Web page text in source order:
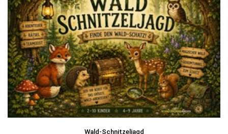
Wald-Schnitzeljagd